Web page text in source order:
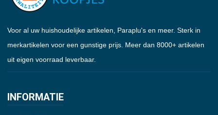
Voor al uw huishoudelijke artikelen, Paraplu's en meer. Sterk in
merkartikelen voor een gunstige prijs. Meer dan 8000+ artikelen
uit eigen voorraad leverbaar.
INFORMATIE